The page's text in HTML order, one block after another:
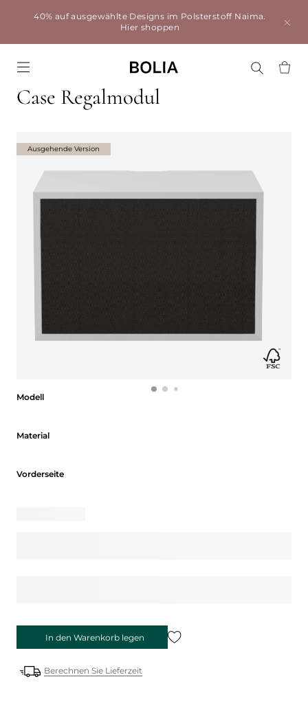
40% auf ausgewählte Designs im Polsterstoff Naima.
Hier shoppen
Case Regalmodul
Modell
Material
Vorderseite
In den Warenkorb legen
Berechnen Sie Lieferzeit
Ausgehende Version